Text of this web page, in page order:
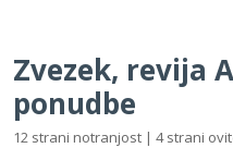
Zvezek, revija
ponudbe
12 strani notranjost | 4 strani